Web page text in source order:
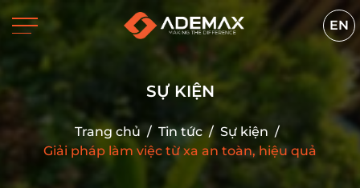
EN
SỰ KIỆN
Trang chủ / Tin tức / Sự kiện /
Giải pháp làm việc từ xa an toàn, hiệu quả